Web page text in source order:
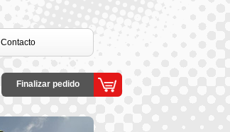
Contacto
Finalizar pedido